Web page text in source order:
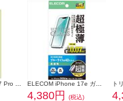
4,380円
(税込)